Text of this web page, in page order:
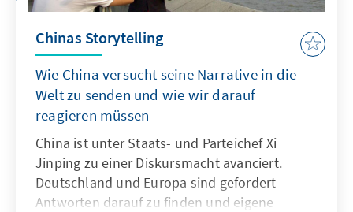
Chinas Storytelling
Wie China versucht seine Narrative in die
Welt zu senden und wie wir darauf
reagieren müssen
China ist unter Staats- und Parteichef Xi
Jinping zu einer Diskursmacht avanciert.
Deutschland und Europa sind gefordert
Antworten darauf zu finden und eigene